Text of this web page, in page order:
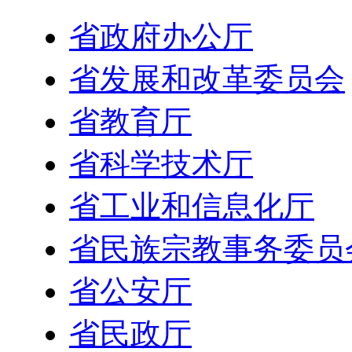
省政府办公厅
省发展和改革委员会
省教育厅
省科学技术厅
省工业和信息化厅
省民族宗教事务委员
省公安厅
省民政厅